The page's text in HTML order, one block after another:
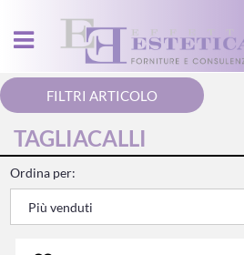
Open menu
FILTRI ARTICOLO
TAGLIACALLI
Ordina per: